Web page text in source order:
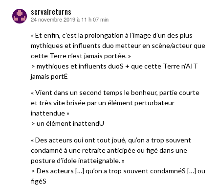
servalreturns
dit :
24 novembre 2019 à 11 h 07 min
« Et enfin, c’est la prolongation à l’image d’un des plus
mythiques et influents duo metteur en scène/acteur que
cette Terre n’est jamais portée. »
> mythiques et influents duoS + que cette Terre n’AIT
jamais portÉ
« Vient dans un second temps le bonheur, partie courte
et très vite brisée par un élément perturbateur
inattendue »
> un élément inattendU
« Des acteurs qui ont tout joué, qu’on a trop souvent
condamné à une retraite anticipée ou figé dans une
posture d’idole inatteignable. »
> Des acteurs […] qu’on a trop souvent condamnéS […] ou
figéS